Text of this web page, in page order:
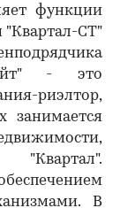
функции
"Квартал-СТ"
- это
риэлтор,
занимается
В